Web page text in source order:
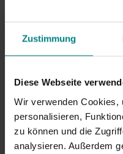
Zustimmung
Diese Webseite
Wir verwenden Cookies,
personalisieren,
zu können und die
analysieren. Außerdem
Jetzt